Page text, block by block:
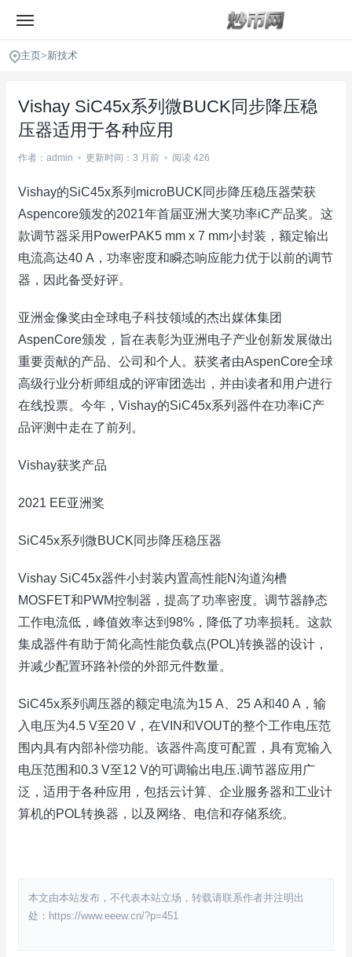
主页>新技术
Vishay SiC45x系列微BUCK同步降压稳
压器适用于各种应用
作者：admin • 更新时间：3 月前 • 阅读 426
Vishay的SiC45x系列microBUCK同步降压稳压器荣获
Aspencore颁发的2021年首届亚洲大奖功率iC产品奖。这
款调节器采用PowerPAK5 mm x 7 mm小封装，额定输出
电流高达40 A，功率密度和瞬态响应能力优于以前的调节
器，因此备受好评。
亚洲金像奖由全球电子科技领域的杰出媒体集团
AspenCore颁发，旨在表彰为亚洲电子产业创新发展做出
重要贡献的产品、公司和个人。获奖者由AspenCore全球
高级行业分析师组成的评审团选出，并由读者和用户进行
在线投票。今年，Vishay的SiC45x系列器件在功率iC产
品评测中走在了前列。
Vishay获奖产品
2021 EE亚洲奖
SiC45x系列微BUCK同步降压稳压器
Vishay SiC45x器件小封装内置高性能N沟道沟槽
MOSFET和PWM控制器，提高了功率密度。调节器静态
工作电流低，峰值效率达到98%，降低了功率损耗。这款
集成器件有助于简化高性能负载点(POL)转换器的设计，
并减少配置环路补偿的外部元件数量。
SiC45x系列调压器的额定电流为15 A、25 A和40 A，输
入电压为4.5 V至20 V，在VIN和VOUT的整个工作电压范
围内具有内部补偿功能。该器件高度可配置，具有宽输入
电压范围和0.3 V至12 V的可调输出电压.调节器应用广
泛，适用于各种应用，包括云计算、企业服务器和工业计
算机的POL转换器，以及网络、电信和存储系统。
本文由本站发布，不代表本站立场，转载请联系作者并注明出
处：https://www.eeew.cn/?p=451